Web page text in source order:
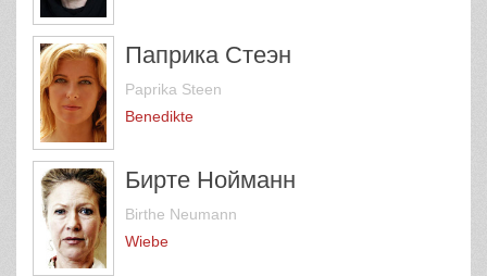
Паприка Стеэн
Paprika Steen
Benedikte
Бирте Нойманн
Birthe Neumann
Wiebe